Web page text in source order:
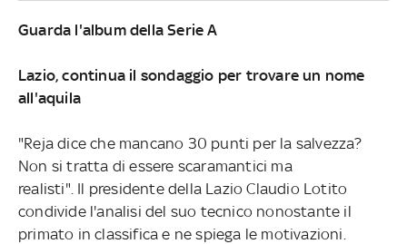
Guarda l'album della Serie A
Lazio, continua il sondaggio per trovare un nome
all'aquila
"Reja dice che mancano 30 punti per la salvezza?
Non si tratta di essere scaramantici ma
realisti". Il presidente della Lazio Claudio Lotito
condivide l'analisi del suo tecnico nonostante il
primato in classifica e ne spiega le motivazioni.